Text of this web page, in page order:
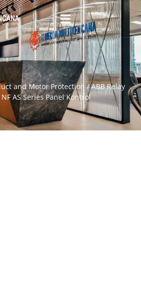
and Motor Protection/ ABB Relay
AS Series Panel Kontrol